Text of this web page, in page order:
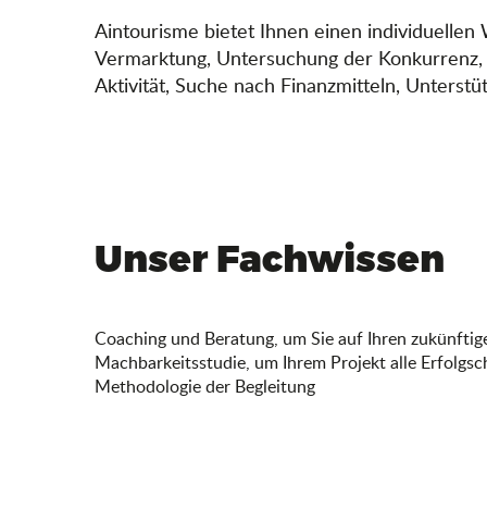
Aintourisme bietet Ihnen einen individuellen
Vermarktung, Untersuchung der
Aktivität, Suche nach Finanzmitteln,
Unser Fachwissen
Coaching und Beratung, um Sie auf Ihren
Machbarkeitsstudie, um Ihrem Projekt alle
Methodologie der Begleitung